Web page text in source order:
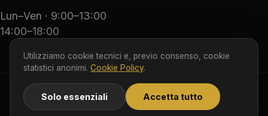
Lun–Ven · 9:00–13:00
14:00–18:00
© 2026 00Up S.r.l. S.B. · P.IVA 03899480044 ·
Capitale versato EUR 10.200
Utilizziamo cookie tecnici e, previo consenso, cookie
statistici anonimi.Cookie Policy.
Solo essenziali Accetta tutto